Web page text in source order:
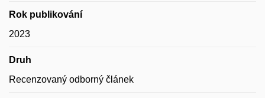
Rok publikování
2023
Druh
Recenzovaný odborný článek